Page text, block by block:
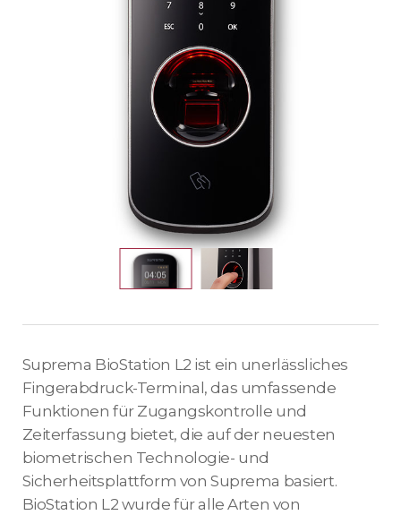
Suprema BioStation L2 ist ein unerlässliches
Fingerabdruck-Terminal, das umfassende
Funktionen für Zugangskontrolle und
Zeiterfassung bietet, die auf der neuesten
biometrischen Technologie- und
Sicherheitsplattform von Suprema basiert.
BioStation L2 wurde für alle Arten von